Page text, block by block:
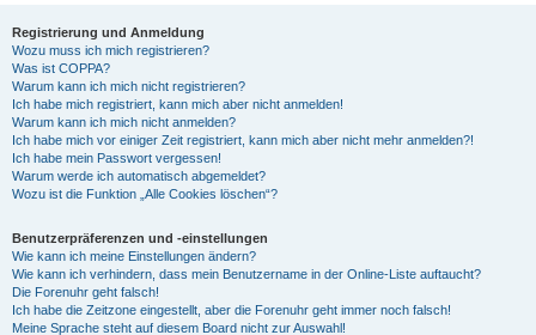
Registrierung und Anmeldung
Wozu muss ich mich registrieren?
Was ist COPPA?
Warum kann ich mich nicht registrieren?
Ich habe mich registriert, kann mich aber nicht anmelden!
Warum kann ich mich nicht anmelden?
Ich habe mich vor einiger Zeit registriert, kann mich aber nicht mehr anmelden?!
Ich habe mein Passwort vergessen!
Warum werde ich automatisch abgemeldet?
Wozu ist die Funktion „Alle Cookies löschen“?
Benutzerpräferenzen und -einstellungen
Wie kann ich meine Einstellungen ändern?
Wie kann ich verhindern, dass mein Benutzername in der Online-Liste auftaucht?
Die Forenuhr geht falsch!
Ich habe die Zeitzone eingestellt, aber die Forenuhr geht immer noch falsch!
Meine Sprache steht auf diesem Board nicht zur Auswahl!